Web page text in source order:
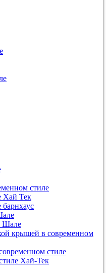
стиле
Хай Тек
барнхаус
Шале
крышей в современном
стиле
Хай-Тек